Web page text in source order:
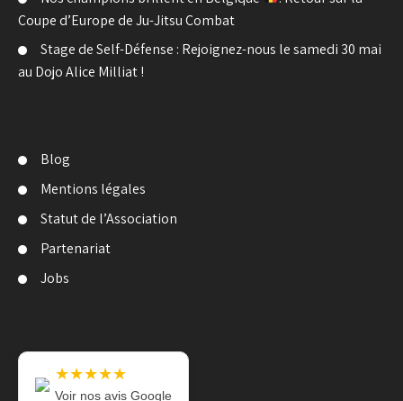
Coupe d’Europe de Ju-Jitsu Combat
Stage de Self-Défense : Rejoignez-nous le samedi 30 mai
au Dojo Alice Milliat !
Blog
Mentions légales
Statut de l’Association
Partenariat
Jobs
★★★★★
Voir nos avis Google